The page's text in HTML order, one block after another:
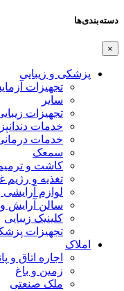
دسته‌بندی‌ها
×
پزشکی و زیبایی
تجهیزات
سایر
تجهیزات
خدمات
خدمات
سمعک
کاشت و
تغذیه و رژیم
لوازم
سالن آرایش و
کلینیک زیبایی
تجهیزات
املاک
اجاره اتاق و
زمین و باغ
ملک صنعتی